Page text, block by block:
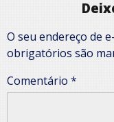
O seu endereço de
obrigatórios são
Comentário *